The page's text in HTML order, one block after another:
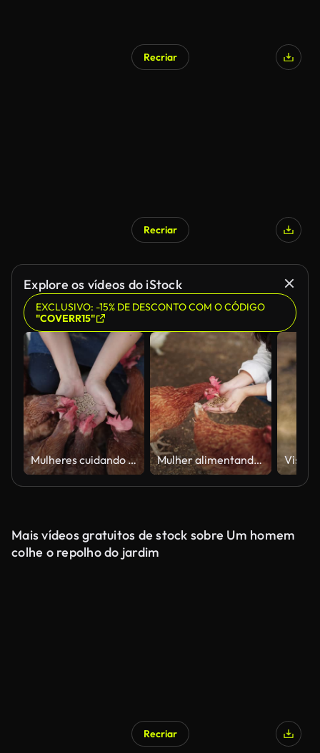
Recriar
Recriar
Explore os vídeos do iStock
EXCLUSIVO: -15% DE DESCONTO COM O CÓDIGO
"COVERR15"
Mulheres cuidando de frango na fazenda Mulher alimentando galinhas
Mais vídeos gratuitos de stock sobre Um homem
colhe o repolho do jardim
Recriar